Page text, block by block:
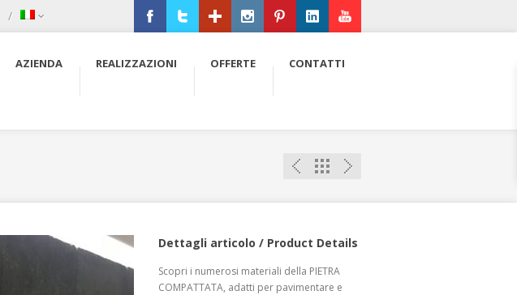
/
AZIENDA REALIZZAZIONI OFFERTE CONTATTI
Dettagli articolo / Product Details
Scopri i numerosi materiali della PIETRA
COMPATTATA, adatti per pavimentare e